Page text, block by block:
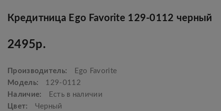
Кредитница Ego Favorite 129-0112 черный
2495р.
Производитель:
Ego Favorite
Модель:
129-0112
Наличие:
Есть в наличии
Цвет:
Черный